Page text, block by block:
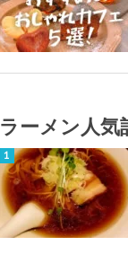
ラーメン人気